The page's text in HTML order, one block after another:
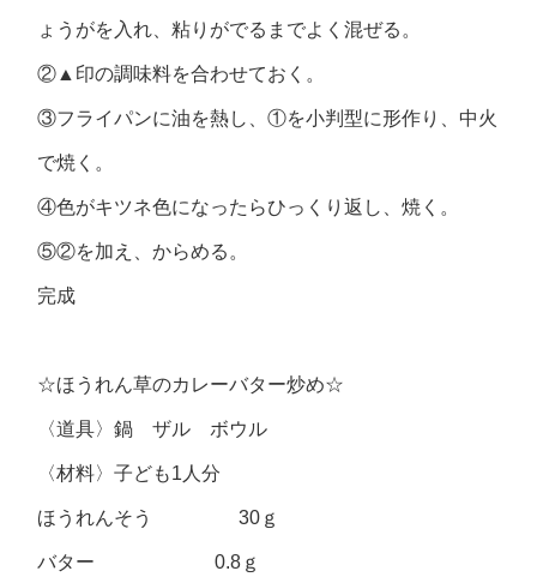
ょうがを入れ、粘りがでるまでよく混ぜる。
②▲印の調味料を合わせておく。
③フライパンに油を熱し、①を小判型に形作り、中火
で焼く。
④色がキツネ色になったらひっくり返し、焼く。
⑤②を加え、からめる。
完成
☆ほうれん草のカレーバター炒め☆
〈道具〉鍋 ザル ボウル
〈材料〉子ども1人分
ほうれんそう 30ｇ
バター 0.8ｇ